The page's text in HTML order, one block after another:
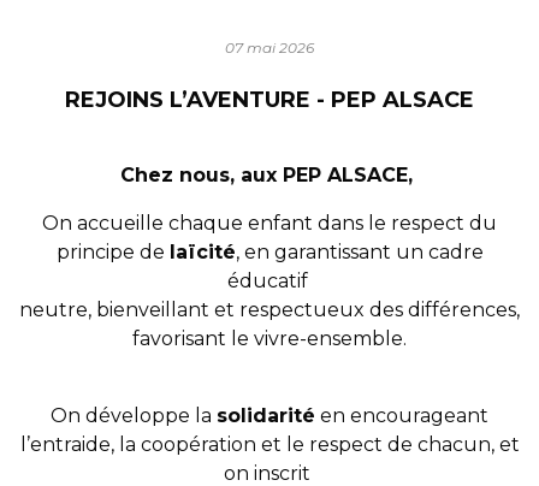
07 mai 2026
REJOINS L’AVENTURE - PEP ALSACE
Chez nous, aux PEP ALSACE,
On accueille chaque enfant dans le respect du
principe de laïcité, en garantissant un cadre
éducatif
neutre, bienveillant et respectueux des différences,
favorisant le vivre-ensemble.
On développe la solidarité en encourageant
l’entraide, la coopération et le respect de chacun, et
on inscrit